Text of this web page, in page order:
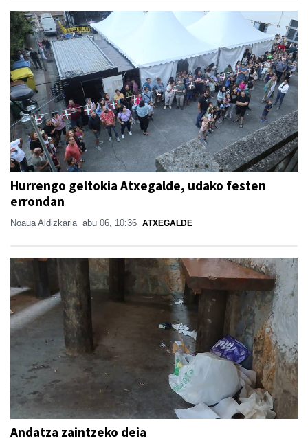
Hurrengo geltokia Atxegalde, udako festen
errondan
Noaua Aldizkaria abu 06, 10:36 ATXEGALDE
Andatza zaintzeko deia